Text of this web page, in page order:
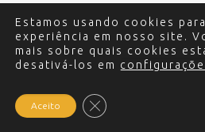
© 2017 - 2024 Edgar
reservados.Política de
Estamos usando cookies
experiência em nosso site.
mais sobre quais cookies
desativá-los em
Aceito Close GDPR Cookie